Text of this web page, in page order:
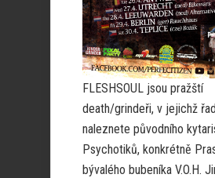
FLESHSOUL jsou pražští
death/grindeři, v jejichž
naleznete původního
Psychotiků, konkrétně
bývalého bubeníka V.O.H.